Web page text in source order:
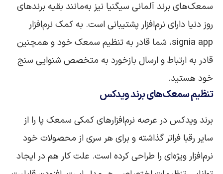
سمعک‌های برند آلمانی سیگنیا نیز به‌مانند بقیه برندهای
روز دنیا دارای نرم‌افزار پشتیبانی است. به کمک نرم‌افزار
signia app، شما قادر به تنظیم سمعک خود و همچنین
قادر به ارتباط و ارسال بازخورد به متخصص شنوایی سنج
خود هستید.
تنظیم سمعک‌هایبرندویدکس
برند ویدکس در عرصه نرم‌افزارهای کمکی سمعک پا را از
سایر رقبا فراتر گذاشته و برای هر سری از محصولات خود
نرم‌افزار ویژه‌ای را طراحی کرده است. علت کار هم در ایجاد